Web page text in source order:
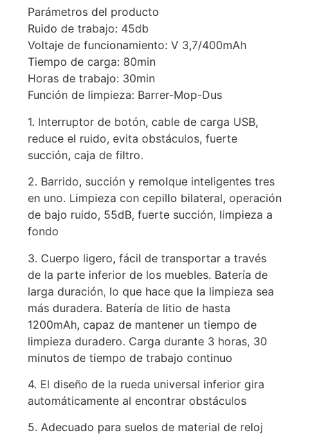
Parámetros del producto
Ruido de trabajo: 45db
Voltaje de funcionamiento: V 3,7/400mAh
Tiempo de carga: 80min
Horas de trabajo: 30min
Función de limpieza: Barrer-Mop-Dus
1. Interruptor de botón, cable de carga USB,
reduce el ruido, evita obstáculos, fuerte
succión, caja de filtro.
2. Barrido, succión y remolque inteligentes tres
en uno. Limpieza con cepillo bilateral, operación
de bajo ruido, 55dB, fuerte succión, limpieza a
fondo
3. Cuerpo ligero, fácil de transportar a través
de la parte inferior de los muebles. Batería de
larga duración, lo que hace que la limpieza sea
más duradera. Batería de litio de hasta
1200mAh, capaz de mantener un tiempo de
limpieza duradero. Carga durante 3 horas, 30
minutos de tiempo de trabajo continuo
4. El diseño de la rueda universal inferior gira
automáticamente al encontrar obstáculos
5. Adecuado para suelos de material de reloj